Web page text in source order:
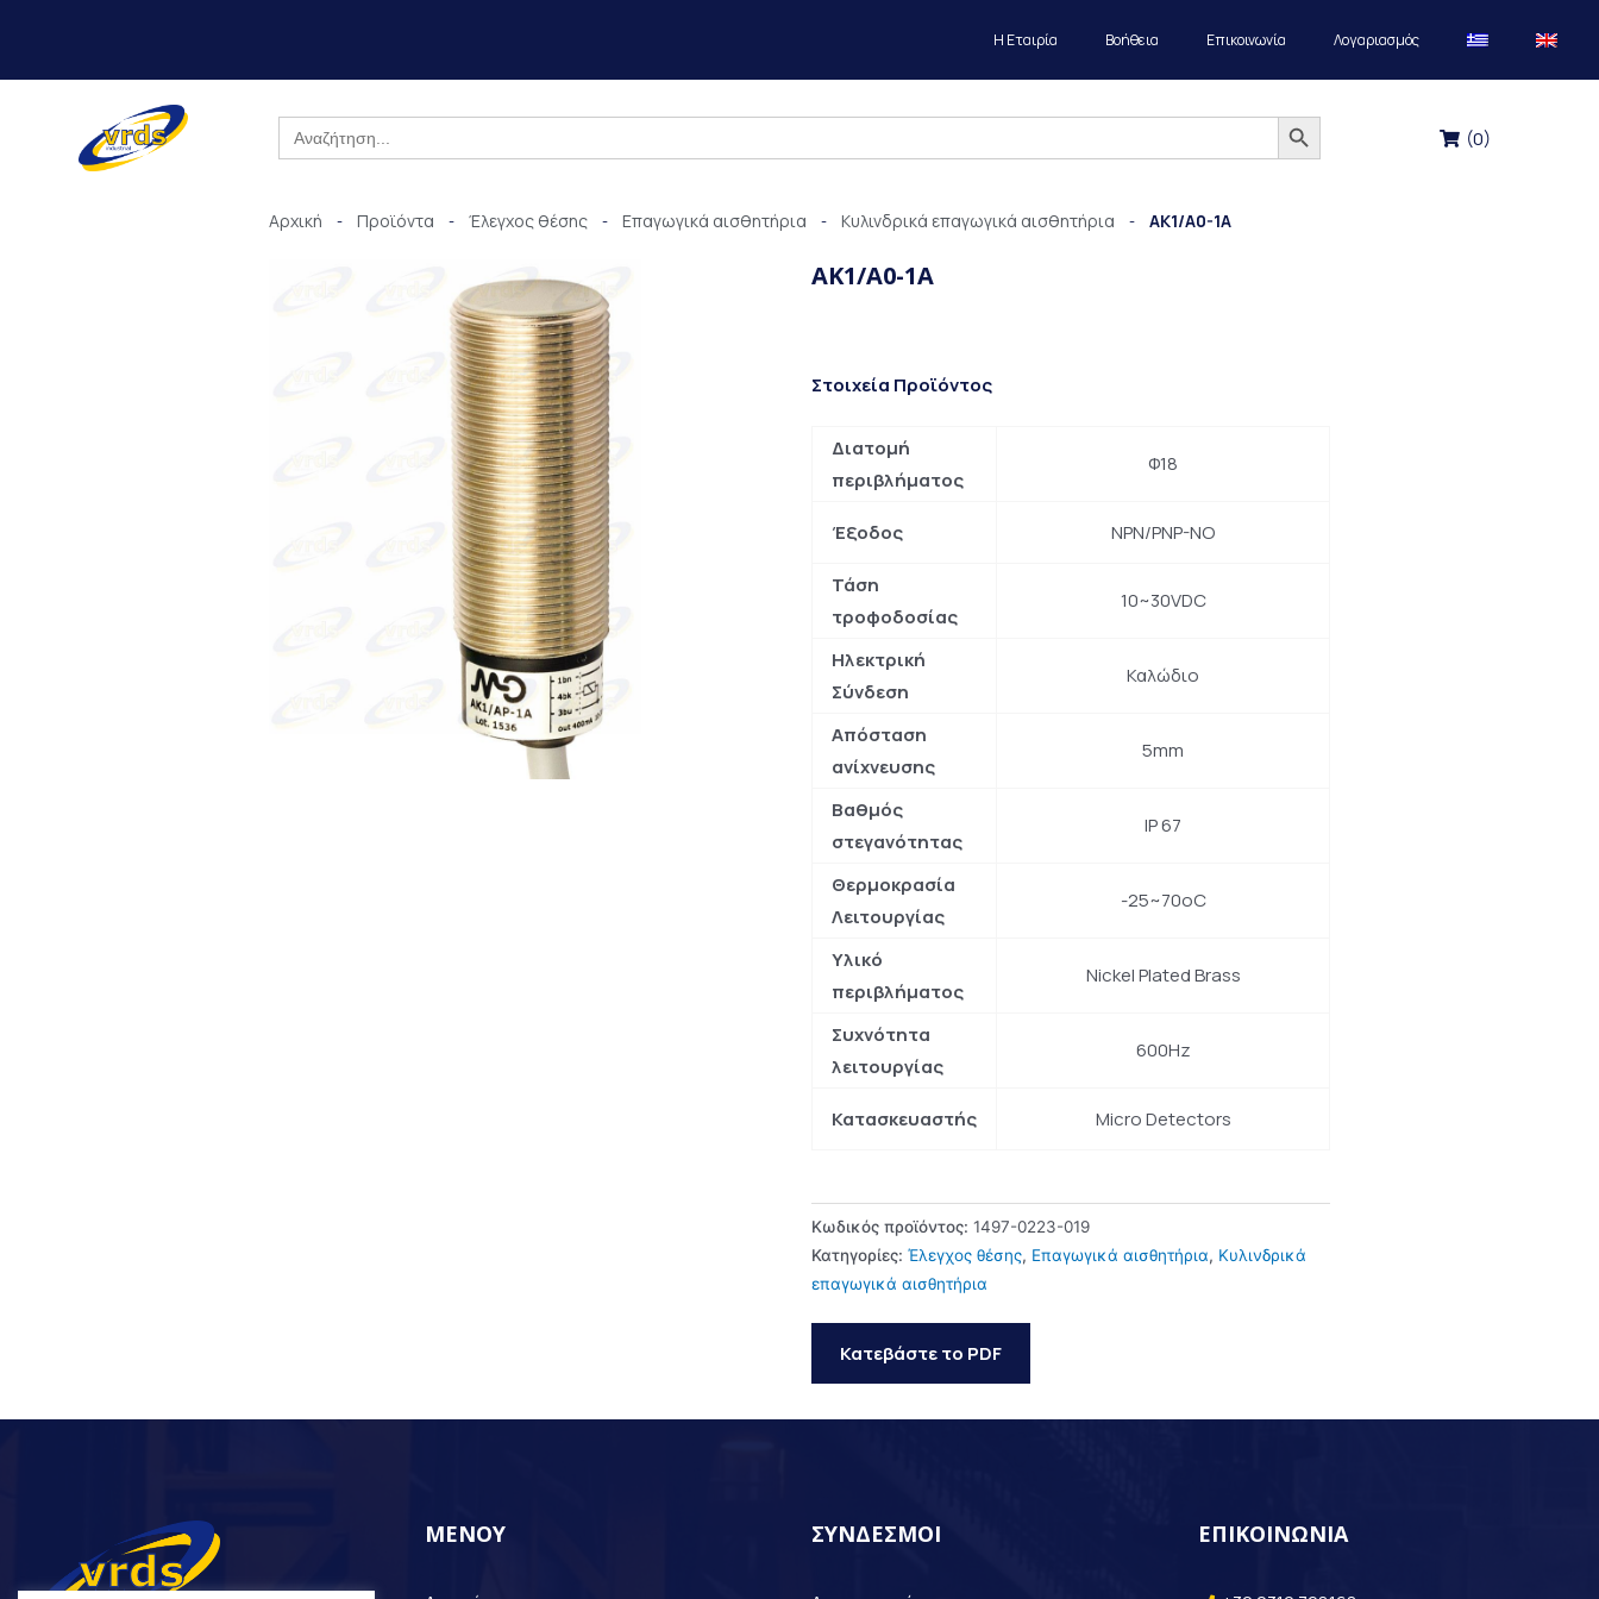
Η Εταιρία Βοήθεια Επικοινωνία Λογαριασμός
Search
for:
Search Button
(0)
Αρχική - Προϊόντα - Έλεγχος θέσης - Επαγωγικά αισθητήρια - Κυλινδρικά επαγωγικά αισθητήρια - AK1/A0-1A
AK1/A0-1A
Στοιχεία Προϊόντος
Διατομή
περιβλήματος
Φ18
Έξοδος NPN/PNP-NO
Τάση
τροφοδοσίας
10~30VDC
Ηλεκτρική
Σύνδεση
Καλώδιο
Απόσταση
ανίχνευσης
5mm
Βαθμός
στεγανότητας
IP 67
Θερμοκρασία
Λειτουργίας
-25~70oC
Υλικό
περιβλήματος
Nickel Plated Brass
Συχνότητα
λειτουργίας
600Hz
Κατασκευαστής Micro Detectors
Κωδικός προϊόντος: 1497-0223-019
Κατηγορίες: Έλεγχος θέσης, Επαγωγικά αισθητήρια, Κυλινδρικά
επαγωγικά αισθητήρια
Κατεβάστε το PDF
ΜΕΝΟΥ ΣΥΝΔΕΣΜΟΙ ΕΠΙΚΟΙΝΩΝΙΑ